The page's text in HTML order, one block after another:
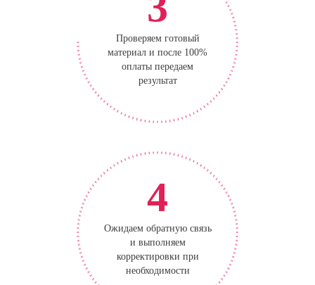
Проверяем готовый
материал и после 100%
оплаты передаем
результат
4
Ожидаем обратную связь
и выполняем
корректировки при
необходимости